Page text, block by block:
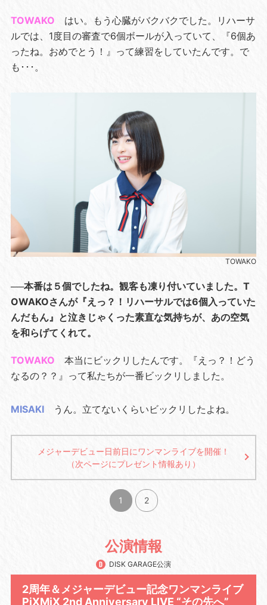
TOWAKO
はい。もう心臓がバクバクでした。リハーサ
ルでは、1度目の審査で6個ボールが入っていて、『6個あ
ったね。おめでとう！』って練習をしていたんです。で
も･･･。
TOWAKO
──本番は５個でしたね。観客も凍り付いていました。T
OWAKOさんが『えっ？！リハーサルでは6個入っていた
んだもん』と泣きじゃくった素直な気持ちが、あの空気
を和らげてくれて。
TOWAKO
本当にビックリしたんです。『えっ？！どう
なるの？？』って私たちが一番ビックリしました。
MISAKI うん。立てないくらいビックリしたよね。
メジャーデビュー日前日にワンマンライブを開催！
（次ページにプレゼント情報あり）
1 2
公演情報
DISK GARAGE公演
2周年＆メジャーデビュー記念ワンマンライブ
PiXMiX 2nd Anniversary LIVE “その先へ”